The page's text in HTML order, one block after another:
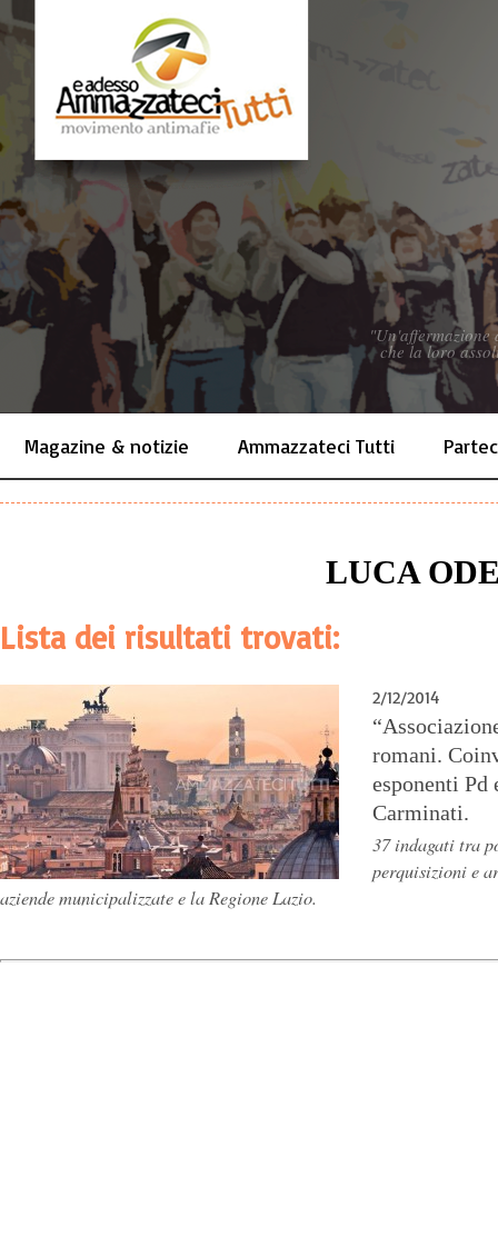
che la loro
Magazine & notizie Ammazzateci Tutti
LUCA
Lista dei risultati trovati:
2/12/2014
romani.
esponenti Pd
Carminati.
37 indagati tra
perquisizioni e
aziende municipalizzate e la Regione Lazio.